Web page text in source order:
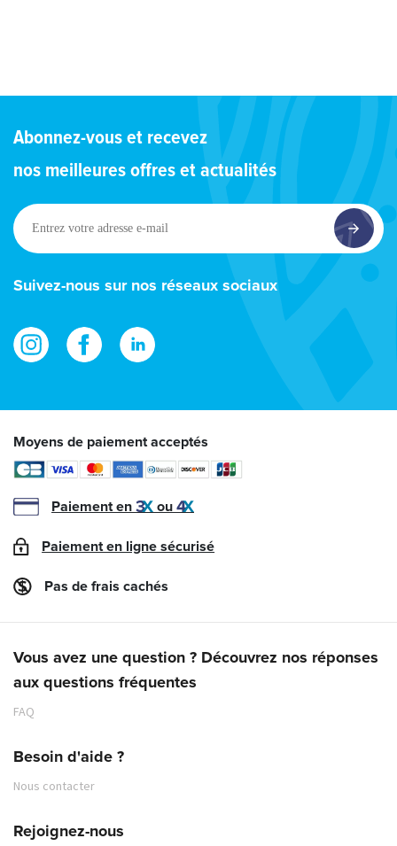
Abonnez-vous et recevez
nos meilleures offres et actualités
Entrez
votre
adresse
e-
Suivez-nous sur nos réseaux sociaux
Moyens de paiement acceptés
Paiement en ou
Paiement en ligne sécurisé
Pas de frais cachés
Vous avez une question ? Découvrez nos réponses
aux questions fréquentes
FAQ
Besoin d'aide ?
Nous contacter
Rejoignez-nous